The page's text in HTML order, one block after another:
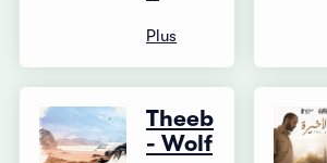
Plus
Theeb
- Wolf